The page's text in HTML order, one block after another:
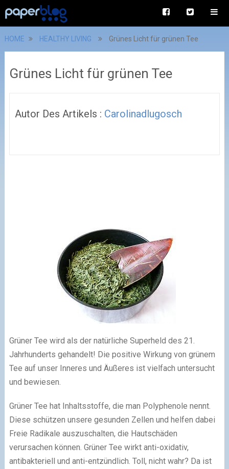
HOME HEALTHY LIVING Grünes Licht für grünen Tee
Grünes Licht für grünen Tee
Autor Des Artikels : Carolinadlugosch
Grüner Tee wird als der natürliche Superheld des 21.
Jahrhunderts gehandelt! Die positive Wirkung von grünem
Tee auf unser Inneres und Äußeres ist vielfach untersucht
und bewiesen.
Grüner Tee hat Inhaltsstoffe, die man Polyphenole nennt.
Diese schützen unsere gesunden Zellen und helfen dabei
Freie Radikale auszuschalten, die Hautschäden
verursachen können. Grüner Tee wirkt anti-oxidativ,
antibakteriell und anti-entzündlich. Toll, nicht wahr? Da ist